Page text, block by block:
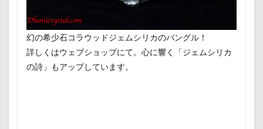
幻の希少石コラウッドジェムシリカのバングル！
詳しくはウェブショップにて。心に響く「ジェムシリカ
の詩」もアップしています。